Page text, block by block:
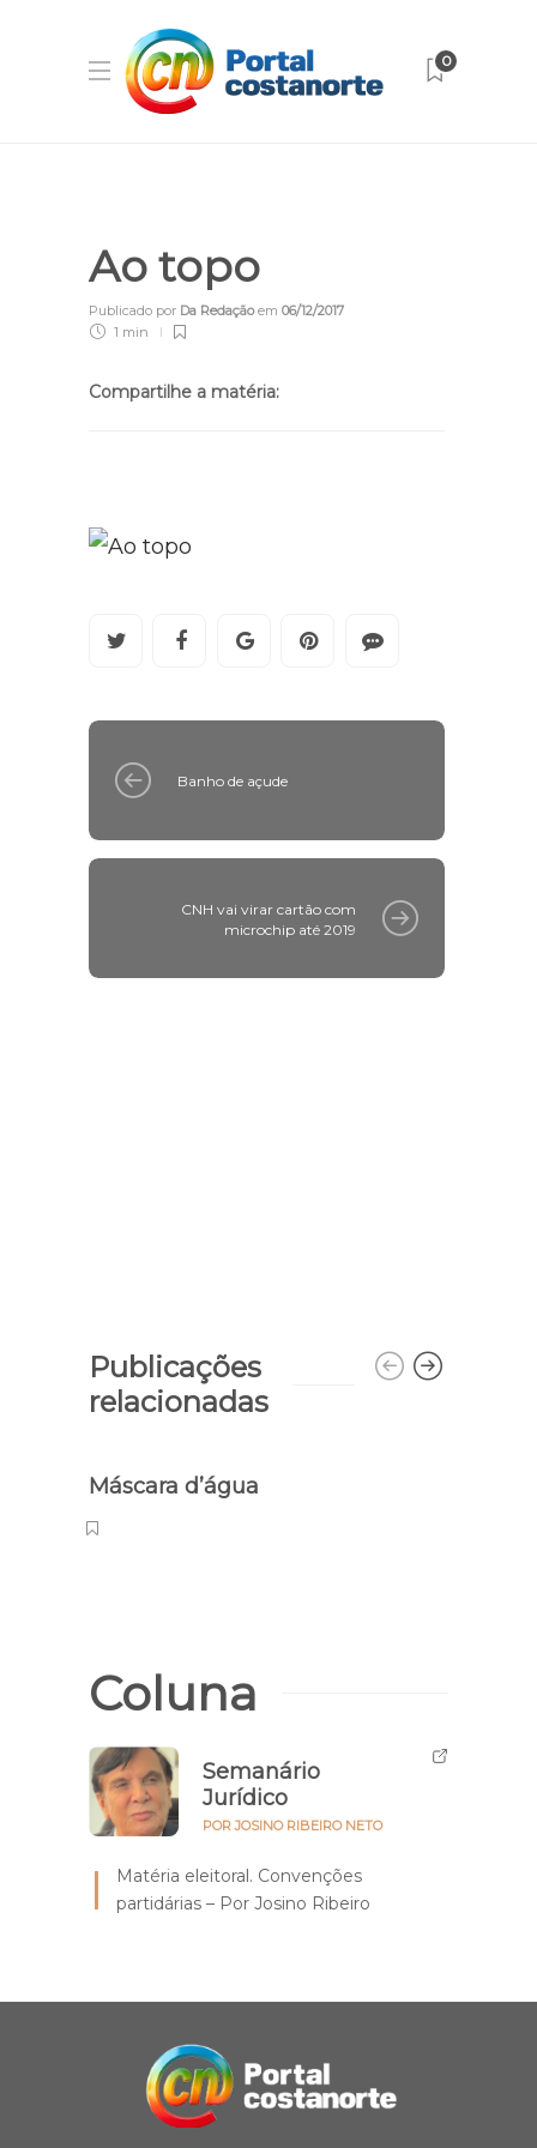
0
Ao topo
Publicado por Da Redaçãoem 06/12/2017
1 min
Compartilhe a matéria:
Banho de açude
CNH vai virar cartão com
microchip até 2019
Publicações
relacionadas
Máscara d’água
Coluna
Semanário
Jurídico
POR JOSINO RIBEIRO NETO
Matéria eleitoral. Convenções
partidárias – Por Josino Ribeiro